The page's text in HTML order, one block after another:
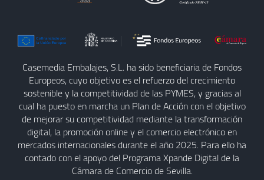
Casemedia Embalajes, S.L. ha sido beneficiaria de Fondos
Europeos, cuyo objetivo es el refuerzo del crecimiento
sostenible y la competitividad de las PYMES, y gracias al
cual ha puesto en marcha un Plan de Acción con el objetivo
de mejorar su competitividad mediante la transformación
digital, la promoción online y el comercio electrónico en
mercados internacionales durante el año 2025. Para ello ha
contado con el apoyo del Programa Xpande Digital de la
Cámara de Comercio de Sevilla.